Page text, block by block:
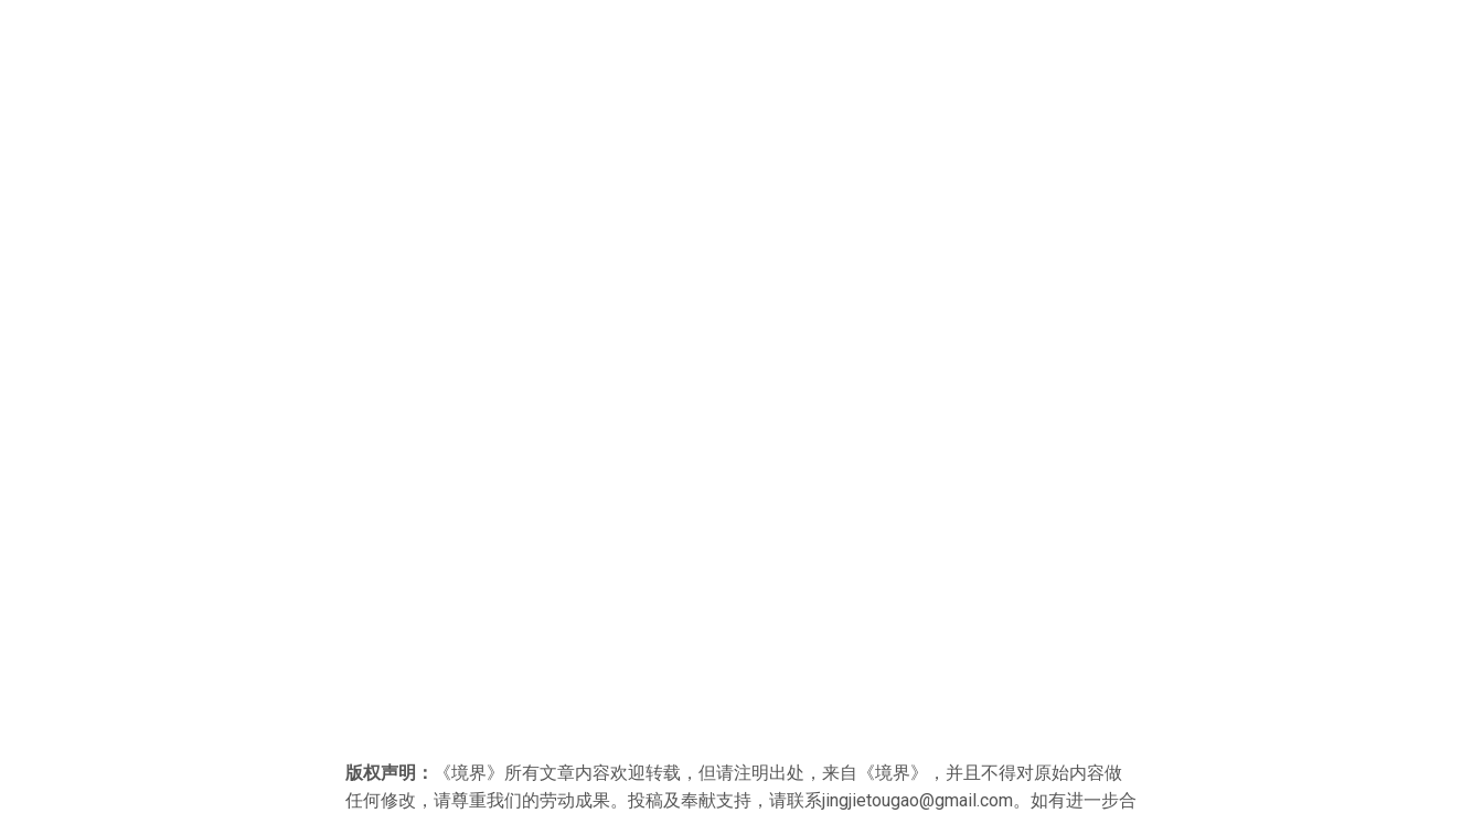
版权声明：
《境界》所有文章内容欢迎转载，但请注明出处，来自《境界》，并且不得对原始内容做
任何修改，请尊重我们的劳动成果。投稿及奉献支持，请联系jingjietougao@gmail.com。如有进一步合